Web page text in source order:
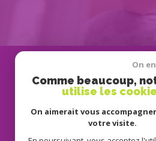
On
Comme beaucoup,
utilise les
On aimerait vous
votre visite.